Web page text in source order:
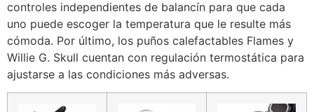
controles independientes de balancín para que cada
uno puede escoger la temperatura que le resulte más
cómoda. Por último, los puños calefactables Flames y
Willie G. Skull cuentan con regulación termostática para
ajustarse a las condiciones más adversas.